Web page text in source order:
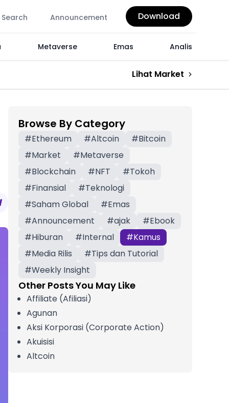
Search Announcement Download
Metaverse Emas Analis
Lihat Market
Browse By Category
#Ethereum #Altcoin #Bitcoin
#Market #Metaverse
#Blockchain #NFT #Tokoh
#Finansial #Teknologi
#Saham Global #Emas
#Announcement #ajak #Ebook
#Hiburan #Internal #Kamus
#Media Rilis #Tips dan Tutorial
#Weekly Insight
Other Posts You May Like
Affiliate (Afiliasi)
Agunan
Aksi Korporasi (Corporate Action)
Akuisisi
Altcoin